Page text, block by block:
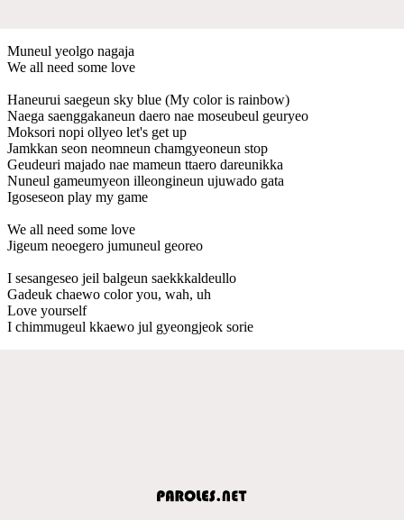
Muneul yeolgo nagaja
We all need some love
Haneurui saegeun sky blue (My color is rainbow)
Naega saenggakaneun daero nae moseubeul geuryeo
Moksori nopi ollyeo let's get up
Jamkkan seon neomneun chamgyeoneun stop
Geudeuri majado nae mameun ttaero dareunikka
Nuneul gameumyeon illeongineun ujuwado gata
Igoseseon play my game
We all need some love
Jigeum neoegero jumuneul georeo
I sesangeseo jeil balgeun saekkkaldeullo
Gadeuk chaewo color you, wah, uh
Love yourself
I chimmugeul kkaewo jul gyeongjeok sorie